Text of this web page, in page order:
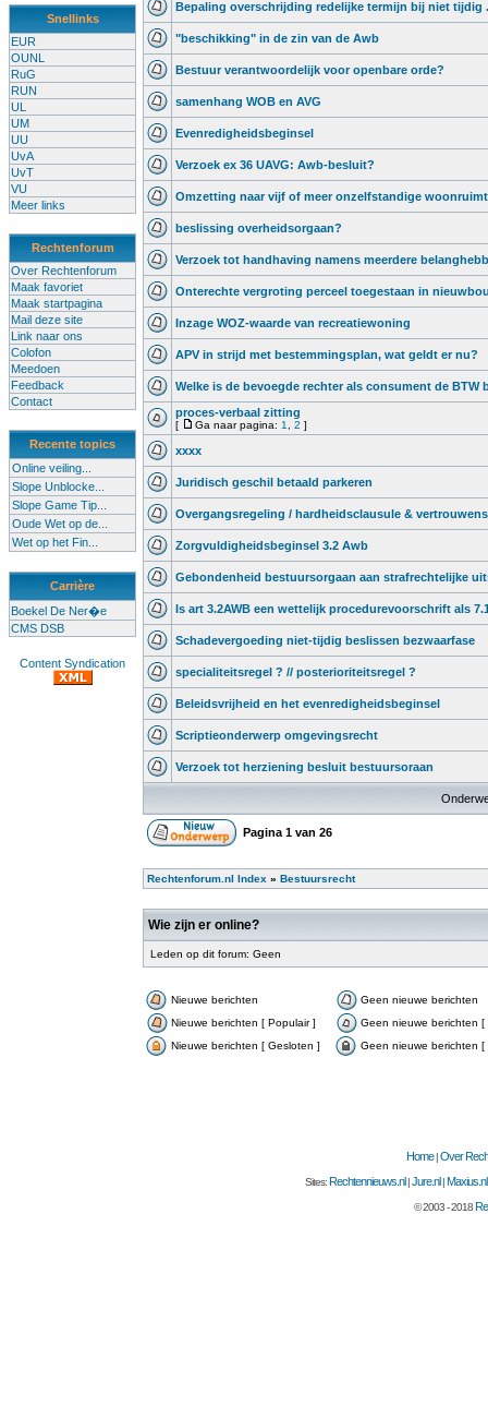
Snellinks
EUR
OUNL
RuG
RUN
UL
UM
UU
UvA
UvT
VU
Meer links
Rechtenforum
Over Rechtenforum
Maak favoriet
Maak startpagina
Mail deze site
Link naar ons
Colofon
Meedoen
Feedback
Contact
Recente topics
Online veiling...
Slope Unblocke...
Slope Game Tip...
Oude Wet op de...
Wet op het Fin...
Carrière
Boekel De Ner�e
CMS DSB
Content Syndication
Bepaling overschrijding redelijke termijn bij niet tijdig
"beschikking" in de zin van de Awb
Bestuur verantwoordelijk voor openbare orde?
samenhang WOB en AVG
Evenredigheidsbeginsel
Verzoek ex 36 UAVG: Awb-besluit?
Omzetting naar vijf of meer onzelfstandige
beslissing overheidsorgaan?
Verzoek tot handhaving namens meerdere
Onterechte vergroting perceel toegestaan in
Inzage WOZ-waarde van recreatiewoning
APV in strijd met bestemmingsplan, wat geldt er nu?
Welke is de bevoegde rechter als consument de BTW
proces-verbaal zitting
[ Ga naar pagina: 1 2 ]
xxxx
Juridisch geschil betaald parkeren
Overgangsregeling / hardheidsclausule &
Zorgvuldigheidsbeginsel 3.2 Awb
Gebondenheid bestuursorgaan aan strafrechtelijke
Is art 3.2AWB een wettelijk procedurevoorschrift als
Schadevergoeding niet-tijdig beslissen bezwaarfase
specialiteitsregel ? // posterioriteitsregel ?
Beleidsvrijheid en het evenredigheidsbeginsel
Scriptieonderwerp omgevingsrecht
Verzoek tot herziening besluit bestuursoraan
Pagina 1 van 26
Rechtenforum.nl Index » Bestuursrecht
Wie zijn er online?
Leden op dit forum: Geen
Nieuwe berichten
Geen nieuwe berichten
Nieuwe berichten [ Populair ]
Geen nieuwe berichten [
Nieuwe berichten [ Gesloten ]
Geen nieuwe berichten [
Home|Over
Sites:Rechtennieuws.nl |Jure.nl |Maxius.nl
© 2003 - 2018